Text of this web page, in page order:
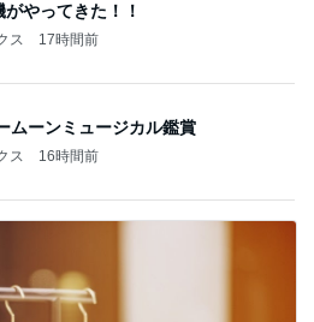
やってきた！！
ス 17時間前
ムーンミュージカル鑑賞
ス 16時間前